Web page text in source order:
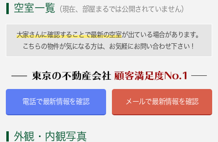
空室一覧 （現在、部屋まるでは公開されていません）
大家さんに確認することで最新の空室が出ている場合があります。
こちらの物件が気になる方は、お気軽にお問い合わせ下さい！
電話で最新情報を確認 メールで最新情報を確認
外観・内観写真